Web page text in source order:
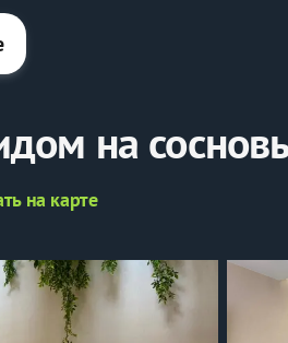
на
на карте